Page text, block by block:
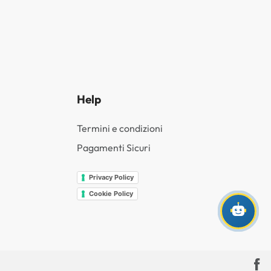
Help
Termini e condizioni
Pagamenti Sicuri
Privacy Policy
Cookie Policy